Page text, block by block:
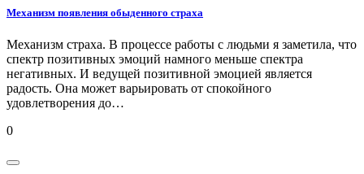
Механизм появления обыденного страха
Механизм страха. В процессе работы с людьми я заметила, что
спектр позитивных эмоций намного меньше спектра
негативных. И ведущей позитивной эмоцией является
радость. Она может варьировать от спокойного
удовлетворения до…
0